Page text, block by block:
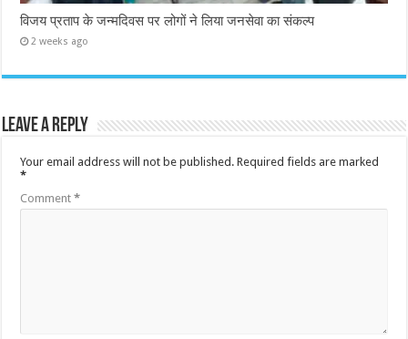
विजय प्रताप के जन्मदिवस पर लोगों ने लिया जनसेवा का संकल्प
2 weeks ago
Leave a Reply
Your email address will not be published. Required fields are marked
*
Comment*